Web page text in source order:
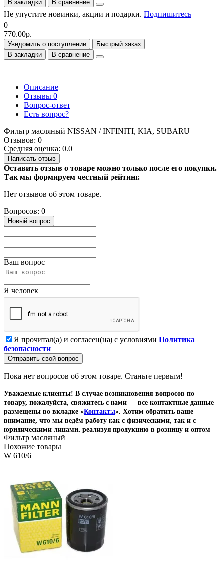
В закладки В сравнение
Не упустите новинки, акции и подарки. Подпишитесь
0
770.00р.
Уведомить о поступлении
Быстрый заказ
В закладки
В сравнение
Описание
Отзывы 0
Вопрос-ответ
Есть вопрос?
Фильтр масляный NISSAN / INFINITI, KIA, SUBARU
Отзывов: 0
Средняя оценка: 0.0
Написать отзыв
Оставить отзыв о товаре можно только после его покупки.
Так мы формируем честный рейтинг.
Нет отзывов об этом товаре.
Вопросов: 0
Новый вопрос
Ваш вопрос
Я человек
Я прочитал(а) и согласен(на) с условиями Политика
безопасности
Отправить свой вопрос
Пока нет вопросов об этом товаре. Станьте первым!
Уважаемые клиенты! В случае возникновения вопросов по
товару, пожалуйста, свяжитесь с нами — все контактные данные
размещены во вкладке «Контакты». Хотим обратить ваше
внимание, что мы ведём работу как с физическими, так и с
юридическими лицами, реализуя продукцию в розницу и оптом
Фильтр масляный
Похожие товары
W 610/6